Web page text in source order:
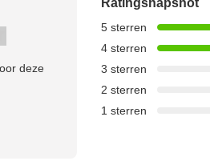
deze
Ratingsnapshot
5 sterren
4 sterren
3 sterren
2 sterren
1 sterren